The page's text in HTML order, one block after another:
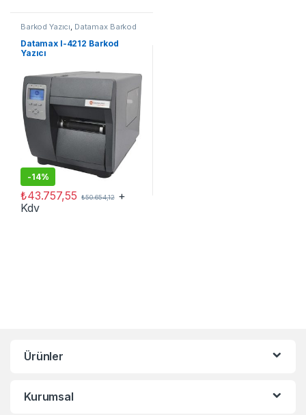
Barkod Yazıcı, Datamax Barkod
Datamax I-4212 Barkod
Yazıcı
-14%
₺43.757,55 ₺50.654,12+
Kdv
Ürünler
Kurumsal